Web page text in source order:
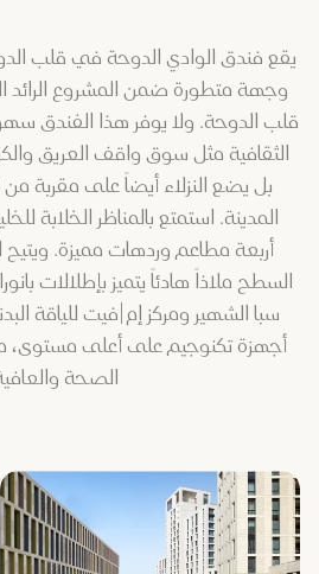
يقع فندق الوادي الدوحة في قلب
وجهة متطورة ضمن المشروع الرائد
قلب الدوحة. ولا يوفر هذا الفندق
الثقافية مثل سوق واقف العريق
بل يضع النزلاء أيضاً على مقربة
المدينة. استمتع بالمناظر الخلابة
أربعة مطاعم وردهات مميزة.
السطح ملاذاً هادئاً يتميز بإطلالات
سبا الشهير ومركز إم|فيت للياقة
أجهزة تكنوجيم على أعلى مستوى،
الصحة